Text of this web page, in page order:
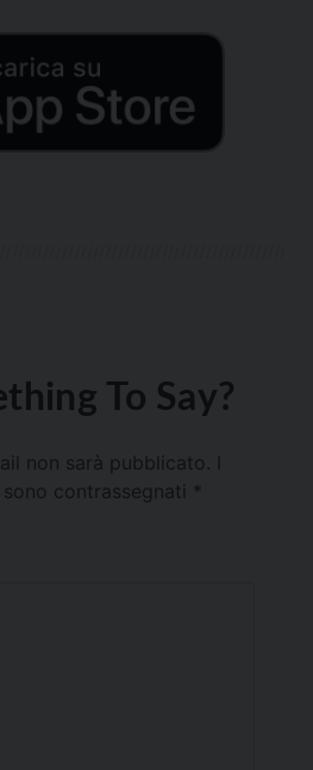
To Say?
non sarà pubblicato.
contrassegnati *